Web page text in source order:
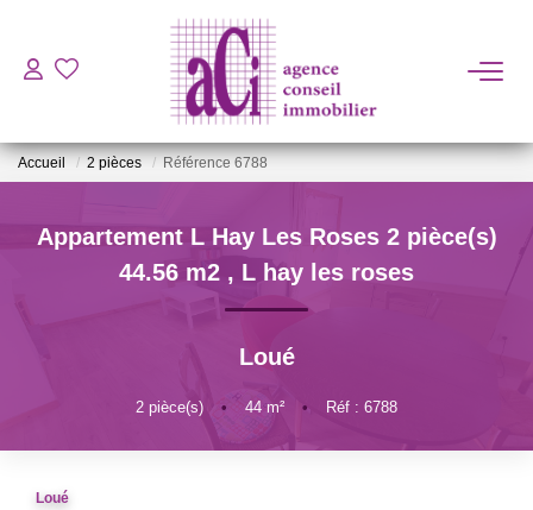
ACHETER
ESTIMER
BIENS VENDUS
Accueil 2 pièces Référence 6788
Appartement L Hay Les Roses 2 pièce(s)
44.56 m2 , L hay les roses
Loué
2 pièce(s) • 44 m² • Réf : 6788
Loué